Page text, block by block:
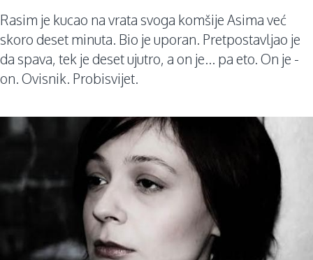
Aktuelne teme
Kolumne
Lične priče
Pretraga
Rasim je kucao na vrata svoga komšije Asima već
skoro deset minuta. Bio je uporan. Pretpostavljao je
da spava, tek je deset ujutro, a on je... pa eto. On je -
on. Ovisnik. Probisvijet.